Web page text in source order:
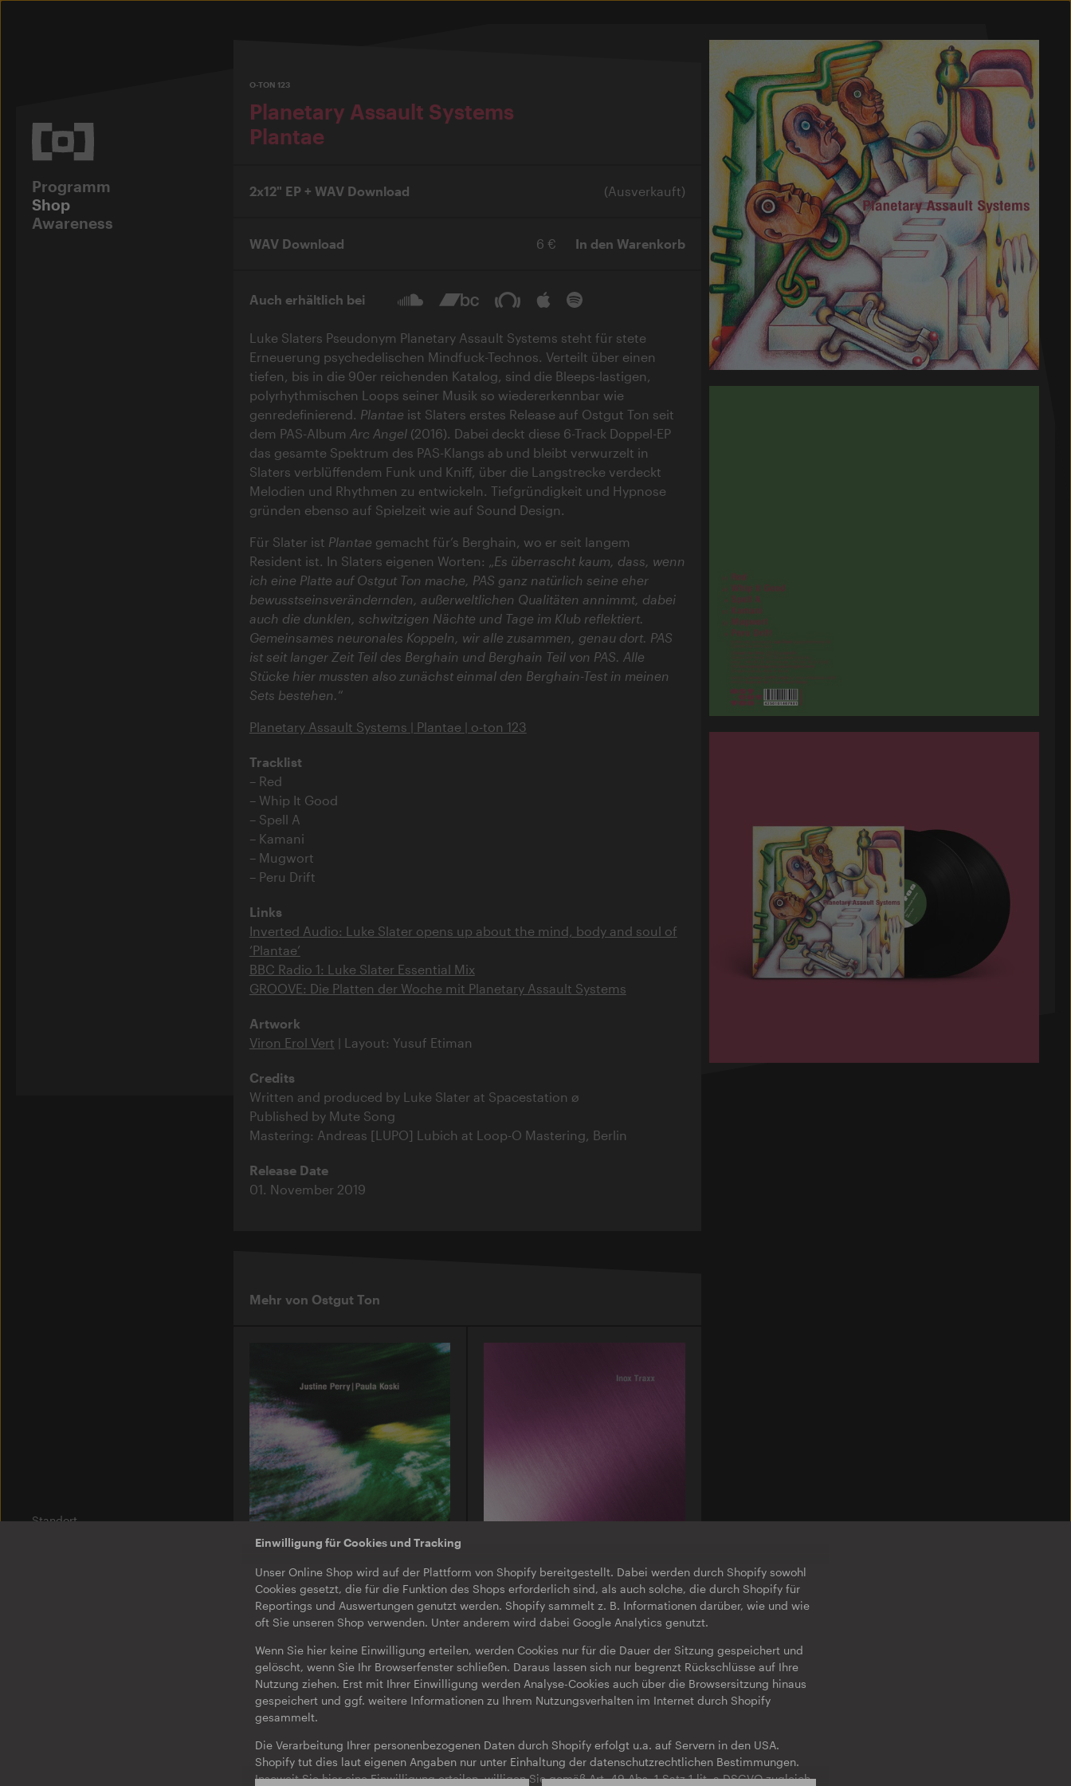
Einwilligung für Cookies und Tracking
Unser Online Shop wird auf der Plattform von Shopify bereitgestellt. Dabei werden durch Shopify sowohl
Cookies gesetzt, die für die Funktion des Shops erforderlich sind, als auch solche, die durch Shopify für
Reportings und Auswertungen genutzt werden. Shopify sammelt z. B. Informationen darüber, wie und wie
oft Sie unseren Shop verwenden. Unter anderem wird dabei Google Analytics genutzt.
Wenn Sie hier keine Einwilligung erteilen, werden Cookies nur für die Dauer der Sitzung gespeichert und
gelöscht, wenn Sie Ihr Browserfenster schließen. Daraus lassen sich nur begrenzt Rückschlüsse auf Ihre
Nutzung ziehen. Erst mit Ihrer Einwilligung werden Analyse-Cookies auch über die Browsersitzung hinaus
gespeichert und ggf. weitere Informationen zu Ihrem Nutzungsverhalten im Internet durch Shopify
gesammelt.
Die Verarbeitung Ihrer personenbezogenen Daten durch Shopify erfolgt u.a. auf Servern in den USA.
Shopify tut dies laut eigenen Angaben nur unter Einhaltung der datenschutzrechtlichen Bestimmungen.
Insoweit Sie hier eine Einwilligung erteilen, willigen Sie gemäß Art. 49 Abs. 1 Satz 1 lit. a DSGVO zugleich
Programm
Shop
Awareness
Standort
O-TON 123
Planetary Assault Systems
Plantae
2x12" EP + WAV Download (Ausverkauft)
WAV Download 6 € In den Warenkorb
Auch erhältlich bei
Luke Slaters Pseudonym Planetary Assault Systems steht für stete
Erneuerung psychedelischen Mindfuck-Technos. Verteilt über einen
tiefen, bis in die 90er reichenden Katalog, sind die Bleeps-lastigen,
polyrhythmischen Loops seiner Musik so wiedererkennbar wie
genredefinierend. Plantae ist Slaters erstes Release auf Ostgut Ton seit
dem PAS-Album Arc Angel(2016). Dabei deckt diese 6-Track Doppel-EP
das gesamte Spektrum des PAS-Klangs ab und bleibt verwurzelt in
Slaters verblüffendem Funk und Kniff, über die Langstrecke verdeckt
Melodien und Rhythmen zu entwickeln. Tiefgründigkeit und Hypnose
gründen ebenso auf Spielzeit wie auf Sound Design.
Für Slater ist Plantae gemacht für’s Berghain, wo er seit langem
Resident ist. In Slaters eigenen Worten: „ Es überrascht kaum, dass, wenn
ich eine Platte auf Ostgut Ton mache, PAS ganz natürlich seine eher
bewusstseinsverändernden, außerweltlichen Qualitäten annimmt, dabei
auch die dunklen, schwitzigen Nächte und Tage im Klub reflektiert.
Gemeinsames neuronales Koppeln, wir alle zusammen, genau dort. PAS
ist seit langer Zeit Teil des Berghain und Berghain Teil von PAS. Alle
Stücke hier mussten also zunächst einmal den Berghain-Test in meinen
Sets bestehen. “
Planetary Assault Systems | Plantae | o-ton 123
Tracklist
Red
Whip It Good
Spell A
Kamani
Mugwort
Peru Drift
Links
Inverted Audio: Luke Slater opens up about the mind, body and soul of
‘Plantae’
BBC Radio 1: Luke Slater Essential Mix
GROOVE: Die Platten der Woche mit Planetary Assault Systems
Artwork
Viron Erol Vert | Layout: Yusuf Etiman
Credits
Written and produced by Luke Slater at Spacestation ø
Published by Mute Song
Mastering: Andreas [LUPO] Lubich at Loop-O Mastering, Berlin
Release Date
01. November 2019
Mehr von Ostgut Ton
Justine Perry & Paula Koski |
Paired Works
· Download
Inox Traxx | Love Letter
EP Download Limited Edition